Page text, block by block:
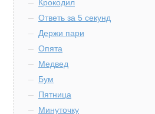
Крокодил
Ответь за 5 секунд
Держи пари
Опята
Медвед
Бум
Пятница
Минуточку